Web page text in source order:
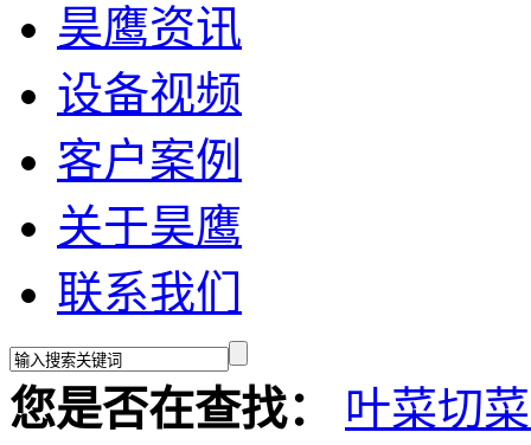
昊鹰资讯
设备视频
客户案例
关于昊鹰
联系我们
您是否在查找：
叶菜切